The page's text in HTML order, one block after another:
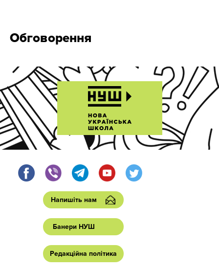
Обговорення
Напишіть нам
Банери НУШ
Редакційна політика